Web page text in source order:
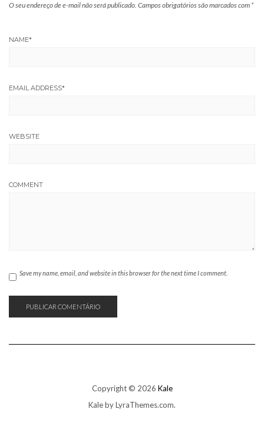
O seu endereço de e-mail não será publicado. Campos obrigatórios são marcados com *
NAME*
EMAIL ADDRESS*
WEBSITE
COMMENT
Save my name, email, and website in this browser for the next time I comment.
Copyright © 2026 Kale
Kaleby LyraThemes.com.